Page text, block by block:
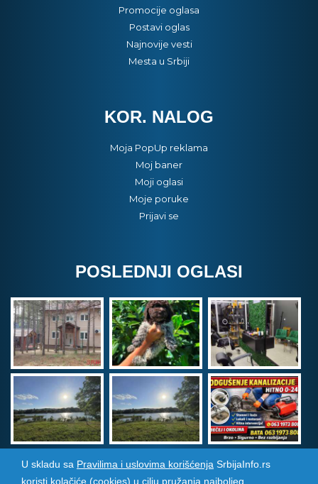
Promocije oglasa
Postavi oglas
Najnovije vesti
Mesta u Srbiji
KOR. NALOG
Moja PopUp reklama
Moj baner
Moji oglasi
Moje poruke
Prijavi se
POSLEDNJI OGLASI
U skladu sa Pravilima i uslovima korišćenja SrbijaInfo.rs
koristi kolačiće (cookies) u cilju pružanja najboljeg